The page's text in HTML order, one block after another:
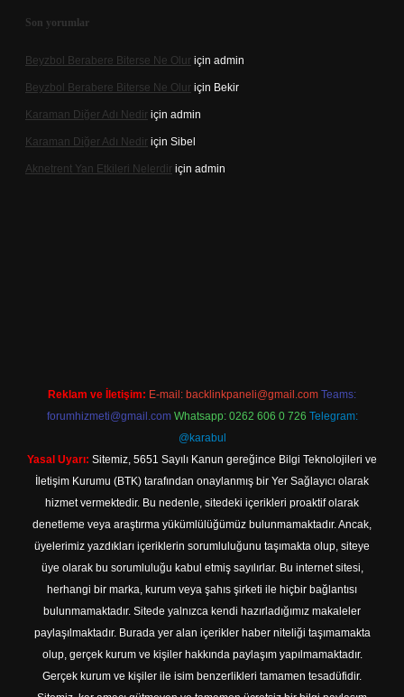
Son yorumlar
Beyzbol Berabere Biterse Ne Olur için admin
Beyzbol Berabere Biterse Ne Olur için Bekir
Karaman Diğer Adı Nedir için admin
Karaman Diğer Adı Nedir için Sibel
Aknetrent Yan Etkileri Nelerdir için admin
Reklam ve İletişim: E-mail: backlinkpaneli@gmail.com Teams:
forumhizmeti@gmail.com Whatsapp: 0262 606 0 726 Telegram:
@karabul
Yasal Uyarı: Sitemiz, 5651 Sayılı Kanun gereğince Bilgi Teknolojileri ve
İletişim Kurumu (BTK) tarafından onaylanmış bir Yer Sağlayıcı olarak
hizmet vermektedir. Bu nedenle, sitedeki içerikleri proaktif olarak
denetleme veya araştırma yükümlülüğümüz bulunmamaktadır. Ancak,
üyelerimiz yazdıkları içeriklerin sorumluluğunu taşımakta olup, siteye
üye olarak bu sorumluluğu kabul etmiş sayılırlar. Bu internet sitesi,
herhangi bir marka, kurum veya şahıs şirketi ile hiçbir bağlantısı
bulunmamaktadır. Sitede yalnızca kendi hazırladığımız makaleler
paylaşılmaktadır. Burada yer alan içerikler haber niteliği taşımamakta
olup, gerçek kurum ve kişiler hakkında paylaşım yapılmamaktadır.
Gerçek kurum ve kişiler ile isim benzerlikleri tamamen tesadüfidir.